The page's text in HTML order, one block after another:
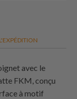
avec le
FKM, conçu
à motif